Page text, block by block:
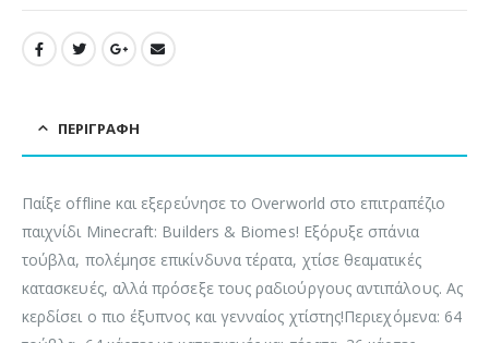
ΠΕΡΙΓΡΑΦΉ
Παίξε offline και εξερεύνησε το Overworld στο επιτραπέζιο
παιχνίδι Minecraft: Builders & Biomes! Εξόρυξε σπάνια
τούβλα, πολέμησε επικίνδυνα τέρατα, χτίσε θεαματικές
κατασκευές, αλλά πρόσεξε τους ραδιούργους αντιπάλους. Ας
κερδίσει ο πιο έξυπνος και γενναίος χτίστης!Περιεχόμενα: 64